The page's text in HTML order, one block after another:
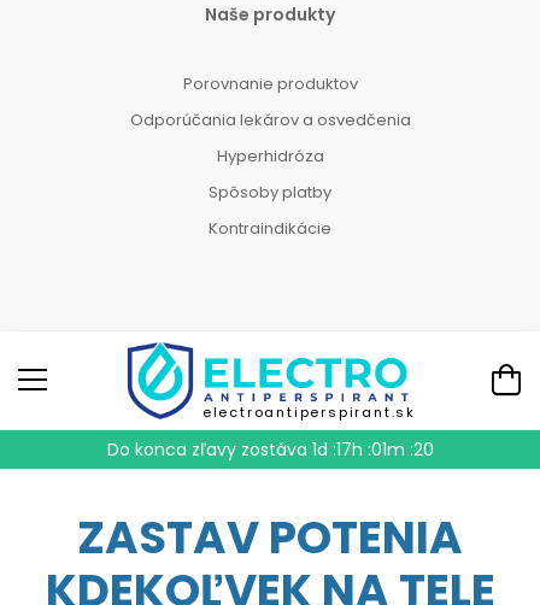
Naše produkty
Porovnanie produktov
Odporúčania lekárov a osvedčenia
Hyperhidróza
Spôsoby platby
Kontraindikácie
electroantiperspirant.sk
Do konca zľavy zostáva1d :17h :01m :18
ZASTAV POTENIA
KDEKOĽVEK NA TELE